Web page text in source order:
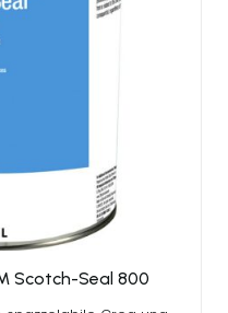
Scotch-Seal 800